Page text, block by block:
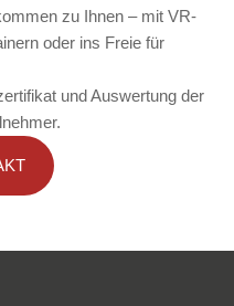
zu Ihnen – mit VR-
oder ins Freie für
und Auswertung der